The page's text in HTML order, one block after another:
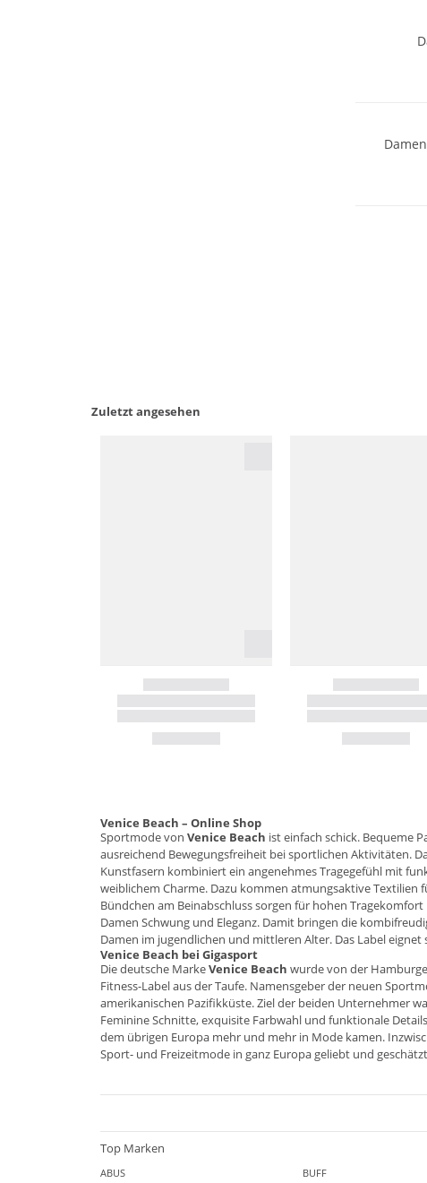
Zuletzt angesehen
Venice Beach – Online Shop
Sportmode von Venice Beach ist einfach schick. Bequeme
ausreichend Bewegungsfreiheit bei sportlichen Aktivitäten.
Kunstfasern kombiniert ein angenehmes Tragegefühl mit
weiblichem Charme. Dazu kommen atmungsaktive Textilien
Bündchen am Beinabschluss sorgen für hohen
Damen Schwung und Eleganz. Damit bringen die
Damen im jugendlichen und mittleren Alter. Das Label
Venice Beach bei Gigasport
Die deutsche MarkeVenice Beach wurde von der
Fitness-Label aus der Taufe. Namensgeber der neuen
amerikanischen Pazifikküste. Ziel der beiden Unternehmer
Feminine Schnitte, exquisite Farbwahl und funktionale
dem übrigen Europa mehr und mehr in Mode kamen.
Sport- und Freizeitmode in ganz Europa geliebt und
Top Marken
ABUS
BUFF